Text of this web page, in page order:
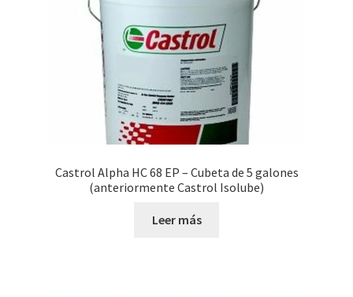
Castrol Alpha HC 68 EP – Cubeta de 5 galones
(anteriormente Castrol Isolube)
Leer más